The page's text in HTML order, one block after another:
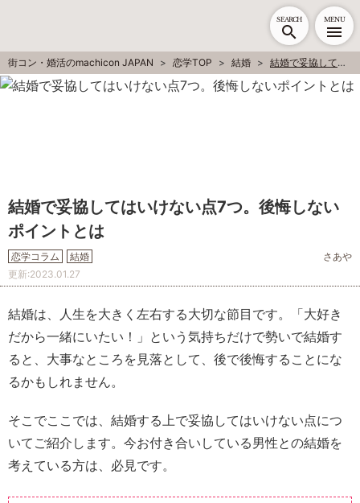
SEARCH MENU
街コン・婚活のmachicon JAPAN 恋学TOP 結婚 結婚で妥協してはいけない点7つ。後悔しないポイントとは
結婚で妥協してはいけない点7つ。後悔しない
ポイントとは
恋学コラム 結婚
さあや
更新:2023.01.27
結婚は、人生を大きく左右する大切な節目です。「大好き
だから一緒にいたい！」という気持ちだけで勢いで結婚す
ると、大事なところを見落として、後で後悔することにな
るかもしれません。
そこでここでは、結婚する上で妥協してはいけない点につ
いてご紹介します。今お付き合いしている男性との結婚を
考えている方は、必見です。